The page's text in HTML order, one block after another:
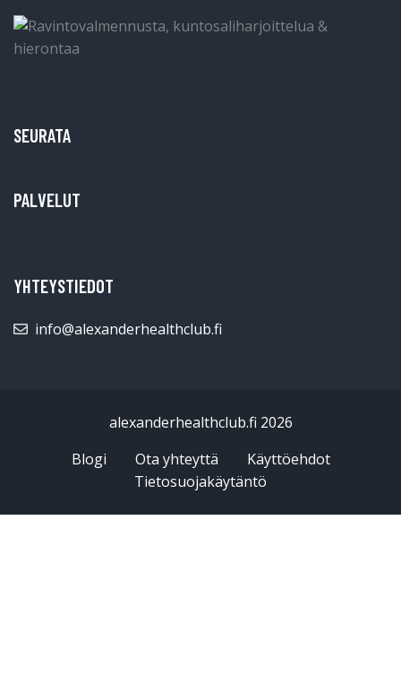
SEURATA
PALVELUT
YHTEYSTIEDOT
info@alexanderhealthclub.fi
alexanderhealthclub.fi 2026
Blogi
Ota yhteyttä
Käyttöehdot
Tietosuojakäytäntö